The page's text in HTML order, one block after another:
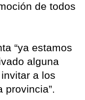
de todos
“ya estamos
alguna
a los
provincia”.